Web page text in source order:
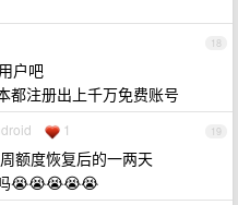
18
户吧
都注册出上千万免费账号
19
1
额度恢复后的一两天
😭😭😭😭😭